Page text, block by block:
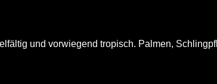
und vorwiegend tropisch. Palmen,